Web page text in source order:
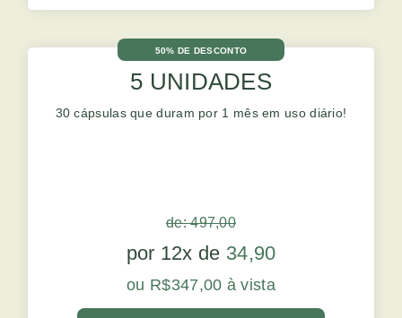
50% DE DESCONTO
5 UNIDADES
30 cápsulas que duram por 1 mês em uso diário!
de: 497,00
por 12x de 34,90
ou R$347,00 à vista